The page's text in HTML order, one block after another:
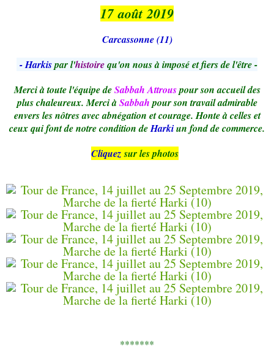
17 août 2019
Carcassonne (11)
- Harkispar l'histoirequ'on nous à imposé et fiers de l'être -
Merci à toute l'équipe deSabbah Attrouspour son accueil des
plus chaleureux. Merci àSabbahpour son travail admirable
envers les nôtres avec abnégation et courage. Honte à celles et
ceux qui font de notre condition deHarkiun fond de commerce.
Cliquezsur les photos
*******